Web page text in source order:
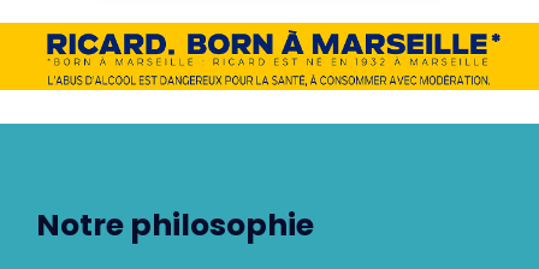
Notre philosophie